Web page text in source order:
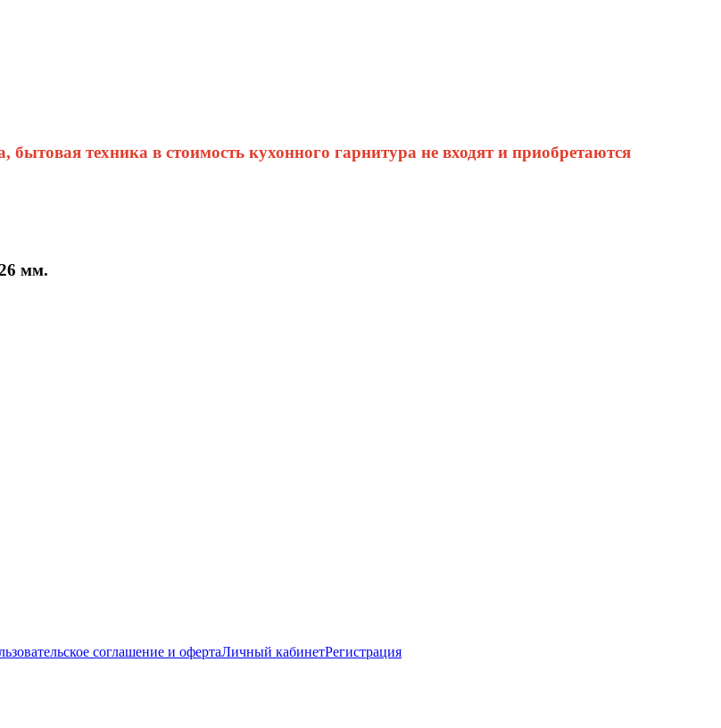
техника в стоимость кухонного гарнитура не входят и приобретаются
мм.
соглашение и офертаЛичный кабинетРегистрация